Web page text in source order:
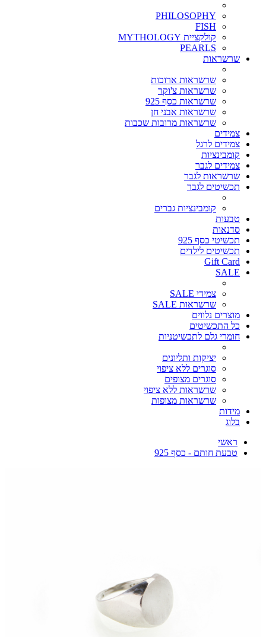
PHILOSOPHY
FISH
קולקציית MYTHOLOGY
PEARLS
שרשראות
שרשראות ארוכות
שרשראות צ'וקר
שרשראות כסף 925
שרשראות אבני חן
שרשראות מרובות שכבות
צמידים
צמידים לרגל
קומבינציות
צמידים לגבר
שרשראות לגבר
תכשיטים לגבר
קומבינציות גברים
טבעות
סדנאות
תכשיטי כסף 925
תכשיטים לילדים
Gift Card
SALE
צמידי SALE
שרשראות SALE
מוצרים נלווים
כל התכשיטים
חומרי גלם לתכשיטניות
יציקות ותליונים
סוגרים ללא ציפוי
סוגרים מצופים
שרשראות ללא ציפוי
שרשראות מצופות
מידות
בלוג
ראשי
טבעת חותם - כסף 925